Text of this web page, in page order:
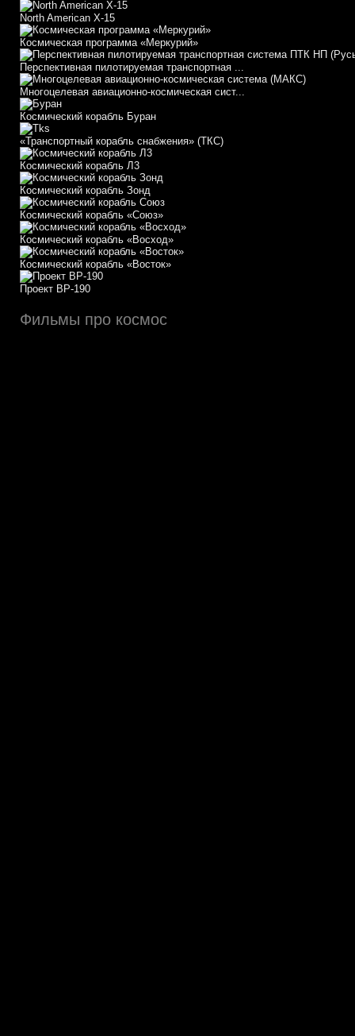
North American X-15
Космическая программа «Меркурий»
Перспективная пилотируемая транспортная ...
Многоцелевая авиационно-космическая сист...
Космический корабль Буран
«Транспортный корабль снабжения» (ТКС)
Космический корабль Л3
Космический корабль Зонд
Космический корабль «Союз»
Космический корабль «Восход»
Космический корабль «Восток»
Проект ВР-190
Фильмы про космос